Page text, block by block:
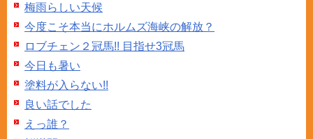
梅雨らしい天候
今度こそ本当にホルムズ海峡の解放？
ロブチェン２冠馬!! 目指せ3冠馬
今日も暑い
塗料が入らない!!
良い話でした
えっ誰？